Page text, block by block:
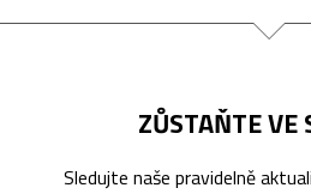
ZŮSTAŇTE VE
Sledujte naše pravidelně